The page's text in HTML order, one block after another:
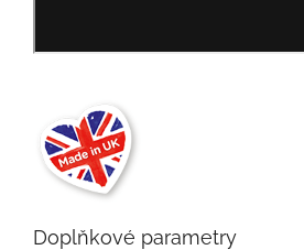
Doplňkové parametry